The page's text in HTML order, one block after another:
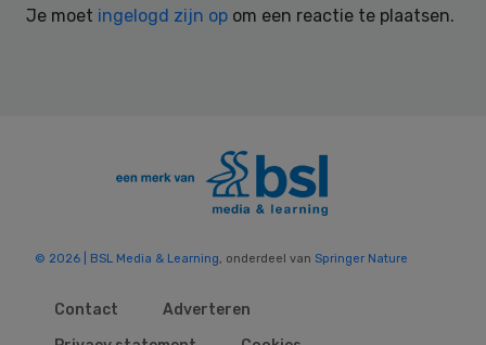
Je moet ingelogd zijn op om een reactie te plaatsen.
© 2026 | BSL Media & Learning, onderdeel van Springer Nature
Contact
Adverteren